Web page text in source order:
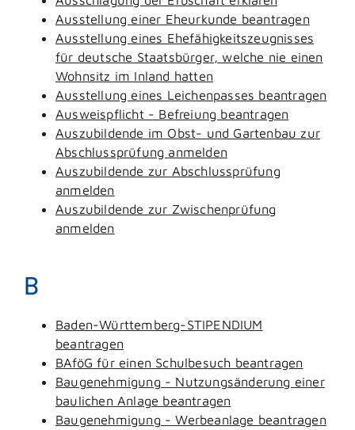
Ausstellung einer Eheurkunde beantragen
Ausstellung eines Ehefähigkeitszeugnisses
für deutsche Staatsbürger, welche nie einen
Wohnsitz im Inland hatten
Ausstellung eines Leichenpasses beantragen
Ausweispflicht - Befreiung beantragen
Auszubildende im Obst- und Gartenbau zur
Abschlussprüfung anmelden
Auszubildende zur Abschlussprüfung
anmelden
Auszubildende zur Zwischenprüfung
anmelden
B
Baden-Württemberg-STIPENDIUM
beantragen
BAföG für einen Schulbesuch beantragen
Baugenehmigung - Nutzungsänderung einer
baulichen Anlage beantragen
Baugenehmigung - Werbeanlage beantragen